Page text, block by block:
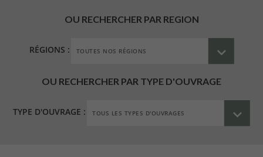
OU RECHERCHER PAR REGION
RÉGIONS :
OU RECHERCHER PAR TYPE D'OUVRAGE
TYPE D'OUVRAGE :